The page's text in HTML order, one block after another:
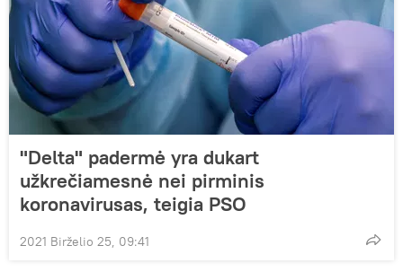
"Delta" padermė yra dukart
užkrečiamesnė nei pirminis
koronavirusas, teigia PSO
2021 Birželio 25, 09:41